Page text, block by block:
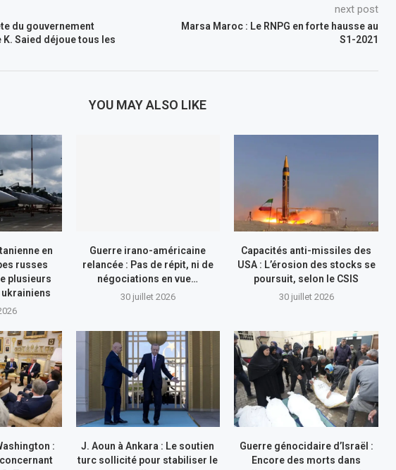
du gouvernement
Saied déjoue tous les
next post
Marsa Maroc : Le RNPG en forte hausse au
S1-2021
YOU MAY ALSO LIKE
en
russes
plusieurs
Guerre irano-américaine
relancée : Pas de répit, ni de
négociations en vue…
30 juillet 2026
Capacités anti-missiles des
USA : L’érosion des stocks se
poursuit, selon le CSIS
30 juillet 2026
:
J. Aoun à Ankara : Le soutien
turc sollicité pour stabiliser le
Guerre génocidaire d’Israël :
Encore des morts dans